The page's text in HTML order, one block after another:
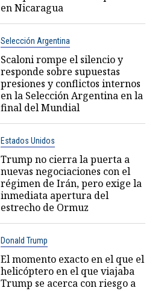
en Nicaragua
Selección Argentina
Scaloni rompe el silencio y
responde sobre supuestas
presiones y conflictos internos
en la Selección Argentina en la
final del Mundial
Estados Unidos
Trump no cierra la puerta a
nuevas negociaciones con el
régimen de Irán, pero exige la
inmediata apertura del
estrecho de Ormuz
Donald Trump
El momento exacto en el que el
helicóptero en el que viajaba
Trump se acerca con riesgo a